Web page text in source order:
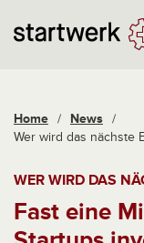
Home / News /
Wer wird das nächste
WER WIRD DAS
Fast eine